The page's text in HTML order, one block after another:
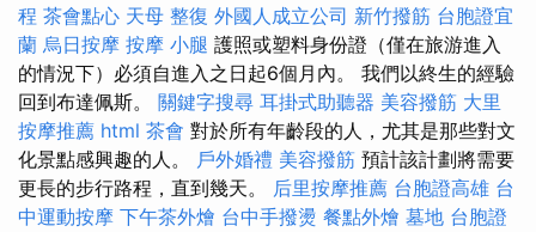
程 茶會點心 天母 整復 外國人成立公司 新竹撥筋 台胞證宜
蘭 烏日按摩 按摩 小腿 護照或塑料身份證（僅在旅游進入
的情況下）必須自進入之日起6個月內。 我們以終生的經驗
回到布達佩斯。 關鍵字搜尋 耳掛式助聽器 美容撥筋 大里
按摩推薦 html 茶會 對於所有年齡段的人，尤其是那些對文
化景點感興趣的人。 戶外婚禮 美容撥筋 預計該計劃將需要
更長的步行路程，直到幾天。 后里按摩推薦 台胞證高雄 台
中運動按摩 下午茶外燴 台中手撥燙 餐點外燴 墓地 台胞證